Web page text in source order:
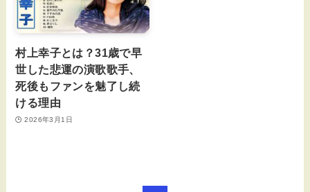
村上幸子とは？31歳で早
世した悲運の演歌歌手、
死後もファンを魅了し続
ける理由
2026年3月1日